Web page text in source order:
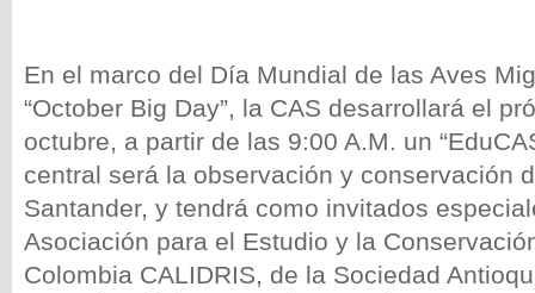
En el marco del Día Mundial de las Aves
“October Big Day”, la CAS desarrollará el
octubre, a partir de las 9:00 A.M. un
central será la observación y conservación
Santander, y tendrá como invitados
Asociación para el Estudio y la
Colombia CALIDRIS, de la Sociedad
wp-
wp-